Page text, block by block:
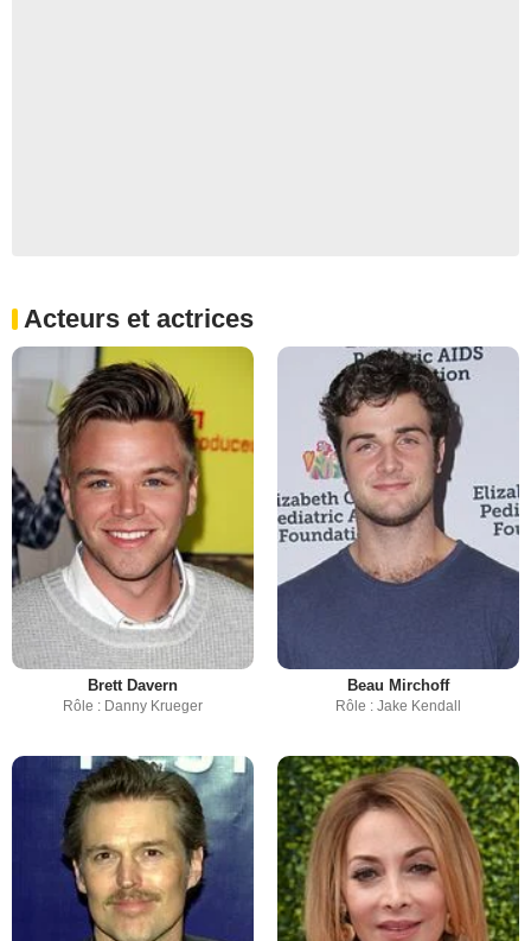
Acteurs et actrices
Brett Davern
Rôle : Danny Krueger
Beau Mirchoff
Rôle : Jake Kendall